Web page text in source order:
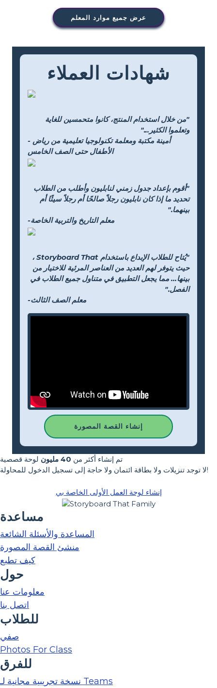
عرض جميع موارد المعلم
شهادات العملاء
"من خلال استخدام المنتج، كانوا متحمسين للغاية
وتعلموا الكثير..."
- أمينة مكتبة ومعلمة تكنولوجيا تعليمية من رياض
الأطفال حتى الصف الخامس
"أقوم بإعداد جدول زمني لنابليون وأطلب من الطلاب
تحديد ما إذا كان نابليون رجلاً صالحًا أم رجلاً سيئًا أم
بينهما."
-معلم التاريخ والتربية الخاصة
"يُتاح للطلاب الإبداع باستخدام Storyboard That ،
حيث يتوفر لهم العديد من العناصر المرئية للاختيار من
بينها... مما يجعل التطبيق في متناول جميع الطلاب في
الفصل."
-معلم الصف الثالث
إنشاء القصة المصورة
تم إنشاء أكثر من 40 مليون
لوحة قصصية
لا توجد تنزيلات ولا بطاقة ائتمان ولا حاجة إلى تسجيل الدخول للمحاولة!
إنشاء لوحة العمل الأولى الخاصة بي
مساعدة
المساعدة والأسئلة الشائعة
منشئ القصة المصورة
كيف تطبع
حول
معلومات عنا
اتصل بنا
للطلاب
صفي
Photos For Class
للفرق
نسخة تجريبية مجانية لـ Teams